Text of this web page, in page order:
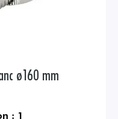
ø160 mm
: 1